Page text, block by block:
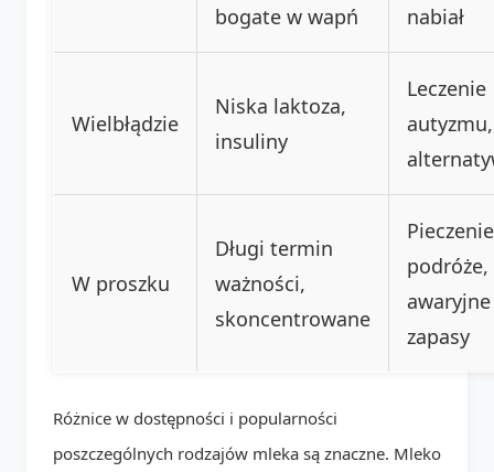
bogate w wapń
nabiał
Wielbłądzie
Niska laktoza,
insuliny
Leczenie
autyzmu,
W proszku
Długi termin
ważności,
skoncentrowane
podróże,
awaryjne
zapasy
Różnice w dostępności i popularności
poszczególnych rodzajów mleka są znaczne. Mleko